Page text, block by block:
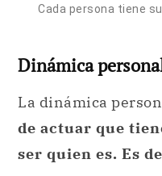
Cada persona tiene
Dinámica
La dinámica
de actuar que
ser quien es. Es